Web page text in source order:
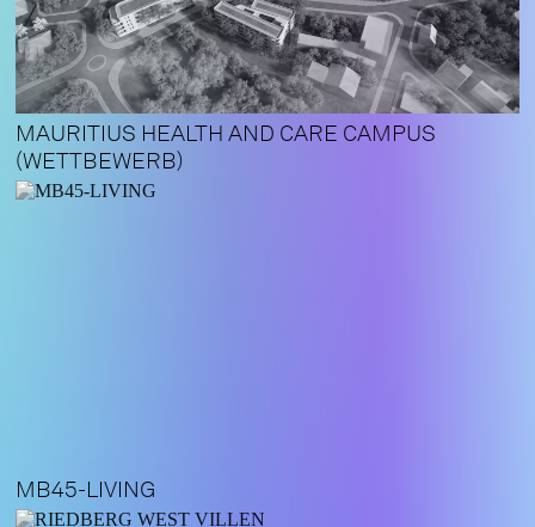
MAURITIUS HEALTH AND CARE CAMPUS
(WETTBEWERB)
MB45-LIVING